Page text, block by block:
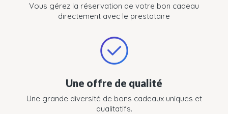
Vous gérez la réservation de votre bon cadeau
directement avec le prestataire
Une offre de qualité
Une grande diversité de bons cadeaux uniques et
qualitatifs.